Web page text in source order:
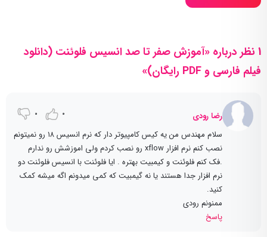
1 نظر درباره «آموزش صفر تا صد انسیس فلوئنت (دانلود
فیلم فارسی و PDF رایگان)»
رضا رودی 0
0
سلام مهندس من یه کیس کامپیوتر دار که نرم انسیس ۱۸ رو نمیتونم
نصب کنم نرم افزار xflow رو نصب کردم ولی اموزشش رو ندارم
.فک کنم فلوئنت و کیمبیت بهتره . ایا فلوئنت با انسیس فلوئنت دو
نرم افزار جدا هستند یا نه گیمبیت که کمی میدونم اگه میشه کمک
کنید.
ممنونم رودی
پاسخ